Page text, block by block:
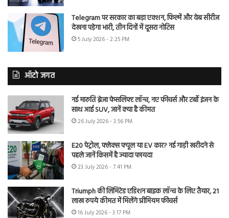
Telegram पर सरकार का बड़ा एक्शन, फिल्में और वेब सीरीज
देखना पड़ेगा भारी, तीन दिनों में दूसरा नोटिस
5 July 2026 - 2:25 PM
ऑटो जगत
नई मारुति ब्रेजा फेसलिफ्ट लॉन्च, नए फीचर्स और टर्बो इंजन के
साथ आई SUV, जानें क्या है कीमत
26 July 2026 - 3:56 PM
E20 पेट्रोल, फ्लेक्स फ्यूल या EV कार? नई गाड़ी खरीदने से
पहले जानें किसमें है ज्यादा फायदा
23 July 2026 - 7:41 PM
Triumph की लिमिटेड एडिशन बाइक लॉन्च के लिए तैयार, 21
लाख रुपये कीमत में मिलेंगे प्रीमियम फीचर्स
16 July 2026 - 3:17 PM